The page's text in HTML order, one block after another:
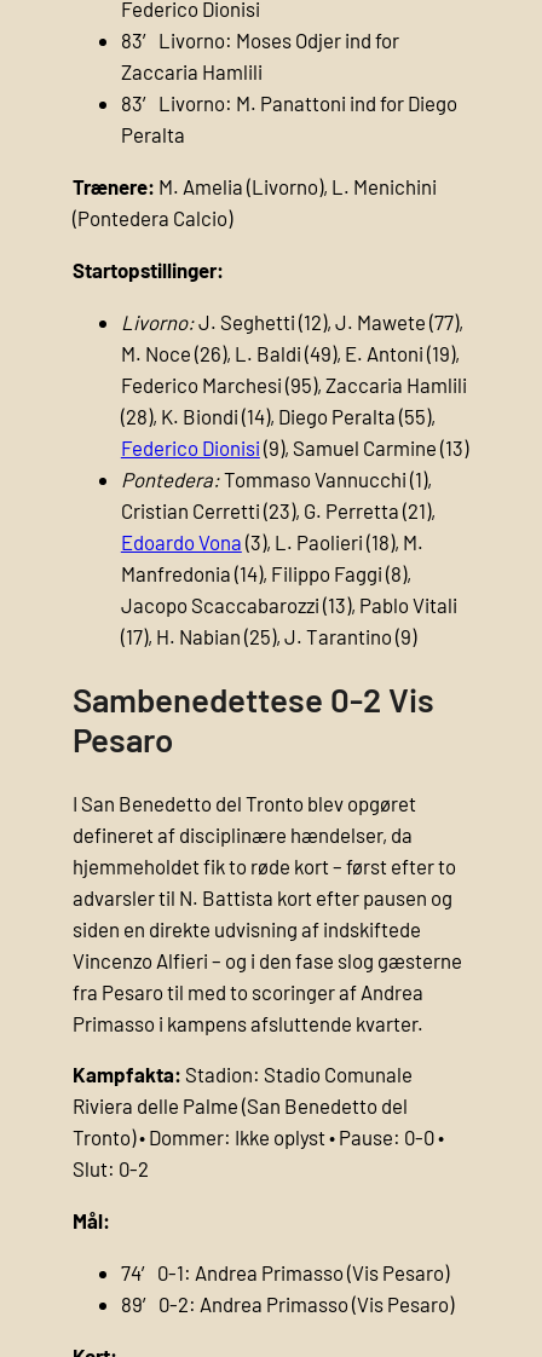
Federico Dionisi
83′ Livorno: Moses Odjer ind for
Zaccaria Hamlili
83′ Livorno: M. Panattoni ind for Diego
Peralta
Trænere: M. Amelia (Livorno), L. Menichini
(Pontedera Calcio)
Startopstillinger:
Livorno:J. Seghetti (12), J. Mawete (77),
M. Noce (26), L. Baldi (49), E. Antoni (19),
Federico Marchesi (95), Zaccaria Hamlili
(28), K. Biondi (14), Diego Peralta (55),
Federico Dionisi (9), Samuel Carmine (13)
Pontedera:Tommaso Vannucchi (1),
Cristian Cerretti (23), G. Perretta (21),
Edoardo Vona (3), L. Paolieri (18), M.
Manfredonia (14), Filippo Faggi (8),
Jacopo Scaccabarozzi (13), Pablo Vitali
(17), H. Nabian (25), J. Tarantino (9)
Sambenedettese 0-2 Vis
Pesaro
I San Benedetto del Tronto blev opgøret
defineret af disciplinære hændelser, da
hjemmeholdet fik to røde kort – først efter to
advarsler til N. Battista kort efter pausen og
siden en direkte udvisning af indskiftede
Vincenzo Alfieri – og i den fase slog gæsterne
fra Pesaro til med to scoringer af Andrea
Primasso i kampens afsluttende kvarter.
Kampfakta: Stadion: Stadio Comunale
Riviera delle Palme (San Benedetto del
Tronto) • Dommer: Ikke oplyst • Pause: 0-0 •
Slut: 0-2
Mål:
74′ 0-1: Andrea Primasso (Vis Pesaro)
89′ 0-2: Andrea Primasso (Vis Pesaro)